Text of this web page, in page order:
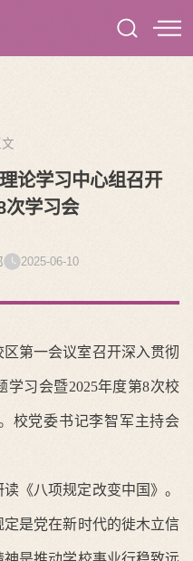
文
论学习中心组召开
次学习会
2025-06-10
第一会议室召开深入贯彻
学习会暨2025年度第8次校
校党委书记李智军主持会
《八项规定改变中国》。
是党在新时代的徙木立信